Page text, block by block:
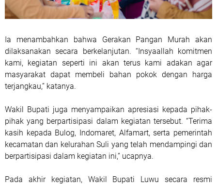
Ia menambahkan bahwa Gerakan Pangan Murah akan
dilaksanakan secara berkelanjutan. “Insyaallah komitmen
kami, kegiatan seperti ini akan terus kami adakan agar
masyarakat dapat membeli bahan pokok dengan harga
terjangkau,” katanya.
Wakil Bupati juga menyampaikan apresiasi kepada pihak-
pihak yang berpartisipasi dalam kegiatan tersebut. “Terima
kasih kepada Bulog, Indomaret, Alfamart, serta pemerintah
kecamatan dan kelurahan Suli yang telah mendampingi dan
berpartisipasi dalam kegiatan ini,” ucapnya.
Pada akhir kegiatan, Wakil Bupati Luwu secara resmi